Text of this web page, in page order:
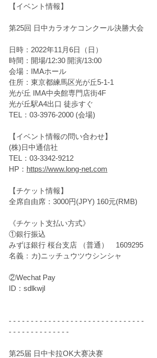
【イベント情報】
第25回 日中カラオケコンクール決勝大会
日時：2022年11月6日（日）
時間：開場/12:30 開演/13:00
会場：IMAホール
住所：東京都練馬区光が丘5-1-1
光が丘 IMA中央館専門店街4F
光が丘駅A4出口 徒歩すぐ
TEL：03-3976-2000 (会場)
【イベント情報の問い合わせ】
(株)日中通信社
TEL：03-3342-9212
HP： https://www.long-net.com
【チケット情報】
全席自由席：3000円(JPY) 160元(RMB)
《チケット支払い方式》
①銀行振込
みずほ銀行 桜台支店 （普通）　1609295
名義：カ)ニッチュウツウシンシャ
②Wechat Pay
ID：sdlkwjl
- - - - - - - - - - - - - - - - - - - - - - - - - - - - - - -
- - - - - - - - - - - - - -
第25届 日中卡拉OK大赛决赛